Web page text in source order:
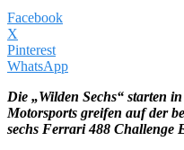
Facebook
X
Pinterest
WhatsApp
Die „Wilden Sechs“ starten
Motorsports greifen auf der
sechs Ferrari 488 Challenge